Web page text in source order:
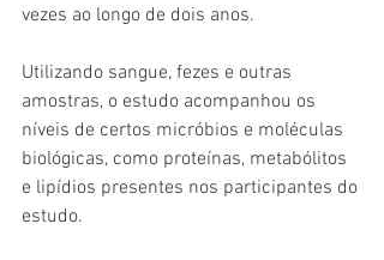
vezes ao longo de dois anos.
Utilizando sangue, fezes e outras
amostras, o estudo acompanhou os
níveis de certos micróbios e moléculas
biológicas, como proteínas, metabólitos
e lipídios presentes nos participantes do
estudo.